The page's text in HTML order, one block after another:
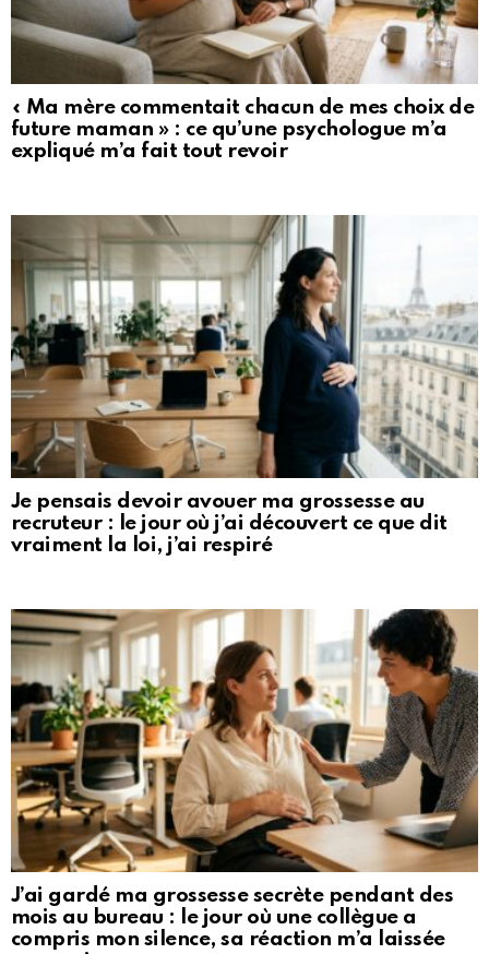
« Ma mère commentait chacun de mes choix de
future maman » : ce qu’une psychologue m’a
expliqué m’a fait tout revoir
Je pensais devoir avouer ma grossesse au
recruteur : le jour où j’ai découvert ce que dit
vraiment la loi, j’ai respiré
J’ai gardé ma grossesse secrète pendant des
mois au bureau : le jour où une collègue a
compris mon silence, sa réaction m’a laissée